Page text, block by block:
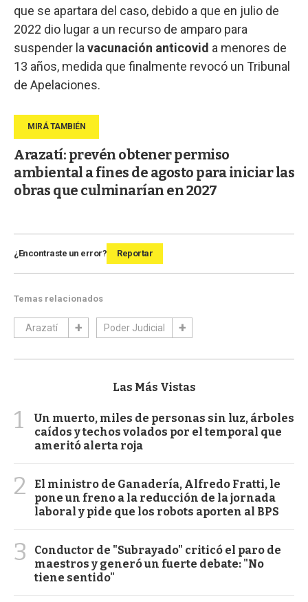
que se apartara del caso, debido a que en julio de
2022 dio lugar a un recurso de amparo para
suspender la vacunación anticovid a menores de
13 años, medida que finalmente revocó un Tribunal
de Apelaciones.
Arazatí: prevén obtener permiso
ambiental a fines de agosto para iniciar las
obras que culminarían en 2027
¿Encontraste un error? Reportar
Temas relacionados
Arazatí Poder Judicial
Las Más Vistas
1
Un muerto, miles de personas sin luz, árboles
caídos y techos volados por el temporal que
ameritó alerta roja
2
El ministro de Ganadería, Alfredo Fratti, le
pone un freno a la reducción de la jornada
laboral y pide que los robots aporten al BPS
3
Conductor de "Subrayado" criticó el paro de
maestros y generó un fuerte debate: "No
tiene sentido"